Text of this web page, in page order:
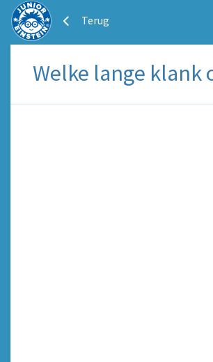
Terug
Welke lange klank